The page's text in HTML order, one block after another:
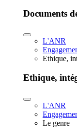
Documents
L'ANR
Ethique,
Ethique,
L'ANR
Le genre